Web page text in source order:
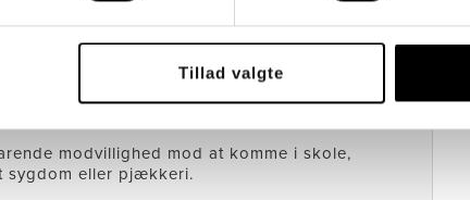
Tillad valgte
modvillighed mod at komme i skole,
sygdom eller pjækkeri.